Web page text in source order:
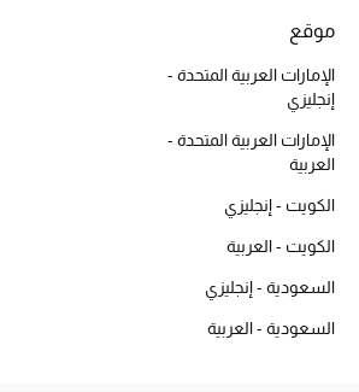
الموسم الجديد
أحذية النسائية
تشكيلة الأحذية
الأحذية الرجالية
أبرز المصممين
موقع
الإمارات العربية المتحدة -
إنجليزي
الإمارات العربية المتحدة -
العربية
الكويت - إنجليزي
الكويت - العربية
السعودية - إنجليزي
السعودية - العربية